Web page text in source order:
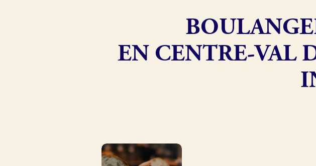
Je trouve ma boulangerie
Pourquoi adhérer à France Boulangerie
EN CENTRE-VAL